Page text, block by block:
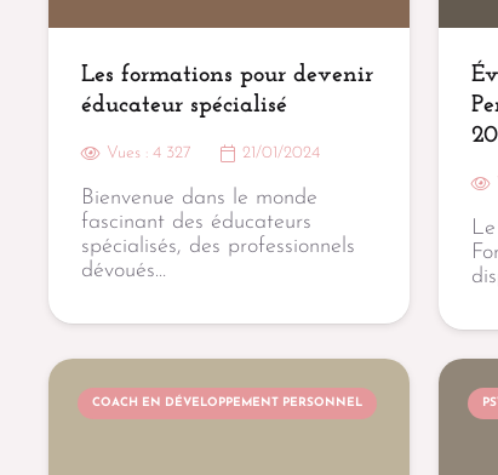
Les formations pour devenir
éducateur spécialisé
Vues :4 327 21/01/2024
Bienvenue dans le monde
fascinant des éducateurs
spécialisés, des professionnels
dévoués…
COACH EN DÉVELOPPEMENT PERSONNEL